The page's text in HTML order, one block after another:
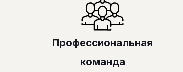
Профессиональная
команда